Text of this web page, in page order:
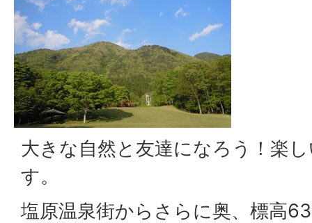
大きな自然と友達になろう！楽
す。
塩原温泉街からさらに奥、標高